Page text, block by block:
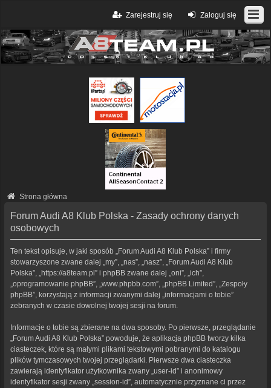
Zaloguj się
Zarejestruj się
Strona główna
Forum Audi A8 Klub Polska - Zasady ochrony danych
osobowych
Ten tekst opisuje, w jaki sposób „Forum Audi A8 Klub Polska” i firmy
stowarzyszone zwane dalej „my”, „nas”, „nasz”, „Forum Audi A8 Klub
Polska”, „https://a8team.pl” i phpBB zwane dalej „oni”, „ich”,
„oprogramowanie phpBB”, „www.phpbb.com”, „phpBB Limited”, „Zespoły
phpBB”, korzystają z informacji zwanymi dalej „informacjami o tobie”
zebranych w czasie dowolnej twojej sesji na forum.
Informacje o tobie są zbierane na dwa sposoby. Po pierwsze, przeglądanie
„Forum Audi A8 Klub Polska” powoduje, że aplikacja phpBB tworzy kilka
ciasteczek, które są małymi plikami tekstowymi pobranymi do katalogu
plików tymczasowych twojej przeglądarki. Pierwsze dwa ciasteczka
zawierają identyfikator użytkownika zwany „user-id” i anonimowy
identyfikator sesji zwany „session-id”, automatycznie przyznane ci przez